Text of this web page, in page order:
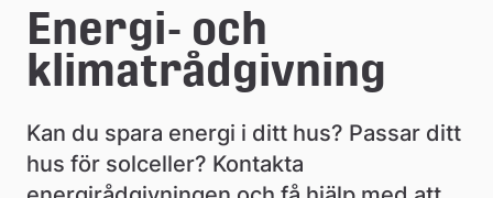
u
n
Energi- och
klimatrådgivning
Kan du spara energi i ditt hus? Passar ditt
hus för solceller? Kontakta